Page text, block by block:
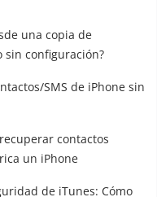
una copia de
sin configuración?
SMS de iPhone sin
contactos
un iPhone
de iTunes: Cómo